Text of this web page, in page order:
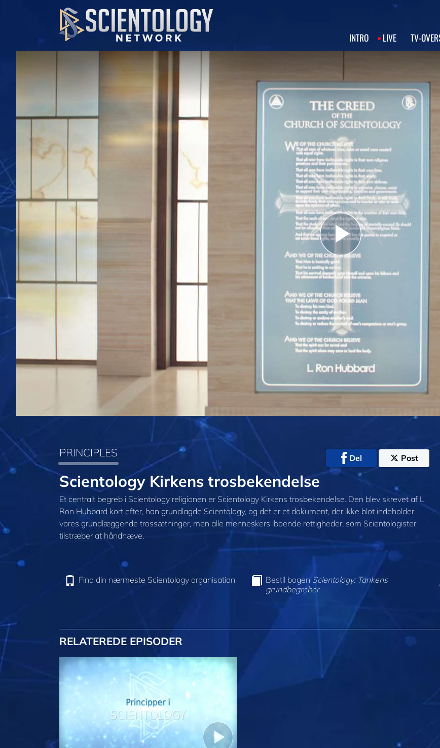
INTRO LIVE
Play
Video
PRINCIPLES Del Post
Scientology Kirkens trosbekendelse
Et centralt begreb i Scientology religionen er Scientology Kirkens trosbekendelse. Den blev skrevet af L.
Ron Hubbard kort efter, han grundlagde Scientology, og det er et dokument, der ikke blot indeholder
vores grundlæggende trossætninger, men alle menneskers iboende rettigheder, som Scientologister
tilstræber at håndhæve.
Find din nærmeste Scientology organisation Bestil bogen Scientology: Tankens
grundbegreber
RELATEREDE EPISODER